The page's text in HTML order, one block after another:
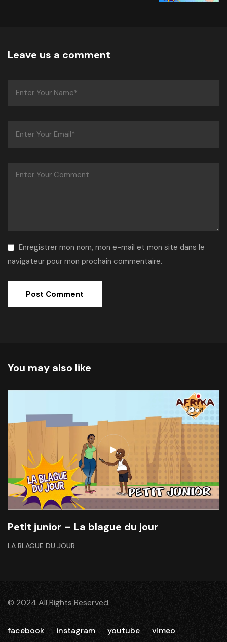
Leave us a comment
Enregistrer mon nom, mon e-mail et mon site dans le
navigateur pour mon prochain commentaire.
You may also like
Petit junior – La blague du jour
LA BLAGUE DU JOUR
© 2024 All Rights Reserved
facebook instagram youtube vimeo